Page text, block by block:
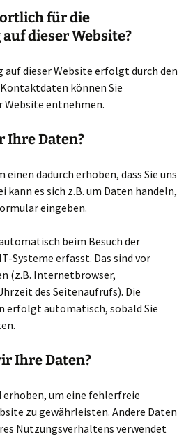
für die
dieser Website?
auf dieser Website erfolgt durch den
können Sie
Website entnehmen.
Ihre Daten?
einen dadurch erhoben, dass Sie uns
es sich z.B. um Daten handeln,
eingeben.
beim Besuch der
Systeme erfasst. Das sind vor
(z.B. Internetbrowser,
des Seitenaufrufs). Die
erfolgt automatisch, sobald Sie
Ihre Daten?
erhoben, um eine fehlerfreie
zu gewährleisten. Andere Daten
Nutzungsverhaltens verwendet